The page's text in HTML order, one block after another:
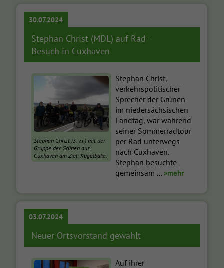
30.07.2024
Stephan Christ (MDL) auf Rad-
Besuch in Cuxhaven
Stephan Christ (3. v.r.) mit der
Gruppe der Grünen aus
Cuxhaven am Ziel: Kugelbake.
Stephan Christ,
verkehrspolitischer
Sprecher der Grünen
im niedersächsischen
Landtag, war während
seiner Sommerradtour
per Rad unterwegs
nach Cuxhaven.
Stephan besuchte
gemeinsam ... »mehr
03.07.2024
Neuer Ortsvorstand gewählt
Auf ihrer